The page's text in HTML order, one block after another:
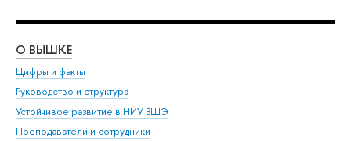
О ВЫШКЕ
Цифры и факты
Руководство и структура
Устойчивое развитие в НИУ ВШЭ
Преподаватели и сотрудники